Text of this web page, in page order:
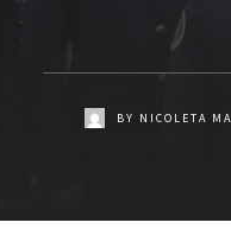
BY NICOLETA